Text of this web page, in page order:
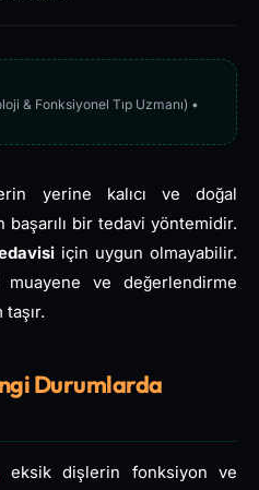
& Fonksiyonel Tıp Uzmanı) •
yerine kalıcı ve doğal
bir tedavi yöntemidir.
için uygun olmayabilir.
muayene ve değerlendirme
Durumlarda
eksik dişlerin fonksiyon ve